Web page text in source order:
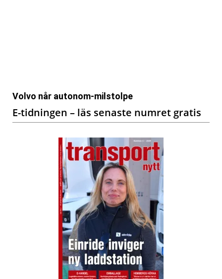
Volvo når autonom-milstolpe
E-tidningen – läs senaste numret gratis